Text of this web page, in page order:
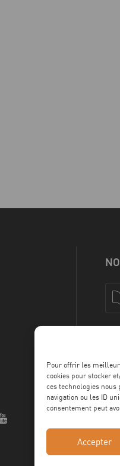
Pour offrir les
cookies pour stocker
ces technologies
navigation ou les ID
consentement peut
Accepter